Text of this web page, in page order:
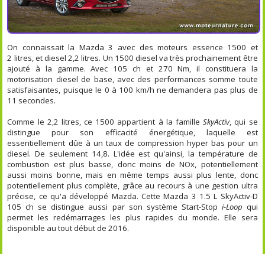
On connaissait la Mazda 3 avec des moteurs essence 1500 et
2 litres, et diesel 2,2 litres. Un 1500 diesel va très prochainement être
ajouté à la gamme. Avec 105 ch et 270 Nm, il constituera la
motorisation diesel de base, avec des performances somme toute
satisfaisantes, puisque le 0 à 100 km/h ne demandera pas plus de
11 secondes.
Comme le 2,2 litres, ce 1500 appartient à la familleSkyActiv, qui se
distingue pour son efficacité énergétique, laquelle est
essentiellement dûe à un taux de compression hyper bas pour un
diesel. De seulement 14,8. L'idée est qu'ainsi, la température de
combustion est plus basse, donc moins de NOx, potentiellement
aussi moins bonne, mais en même temps aussi plus lente, donc
potentiellement plus complète, grâce au recours à une gestion ultra
précise, ce qu'a développé Mazda. Cette Mazda 3 1.5 L SkyActiv-D
105 ch se distingue aussi par son système Start-Stop i-Loop qui
permet les redémarrages les plus rapides du monde. Elle sera
disponible au tout début de 2016.